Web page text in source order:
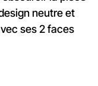
neutre et
ses 2 faces